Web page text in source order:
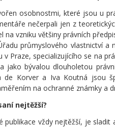
osobnostmi, které jsou u
nečerpali jen z
na vzniku většiny právních
průmyslového vlastnictví a
v Praze, specializujícího se na
jako bývalou dlouholetou
de Korver a Iva Koutná jsou
na ochranné známky a
nejtěžší?
publikace vždy nejtěžší, je